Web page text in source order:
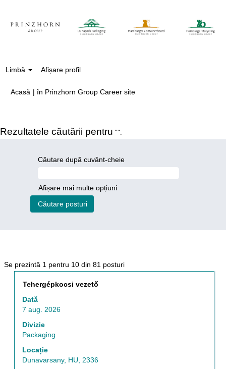
Limbă Afișare profil
Acasă | în Prinzhorn Group Career site(pagina
Rezultatele căutării pentru "".
Căutare după cuvânt-cheie
Afișare mai multe opțiuni
Se prezintă 1 pentru 10 din 81 posturiRezultatele
căutării
Titlu
Tehergépkocsi vezető
Dată
7 aug. 2026
Divizie
Packaging
Locație
Dunavarsany, HU, 2336
Selectați
tasta
spațiu
pentru
a
întregul
conținut